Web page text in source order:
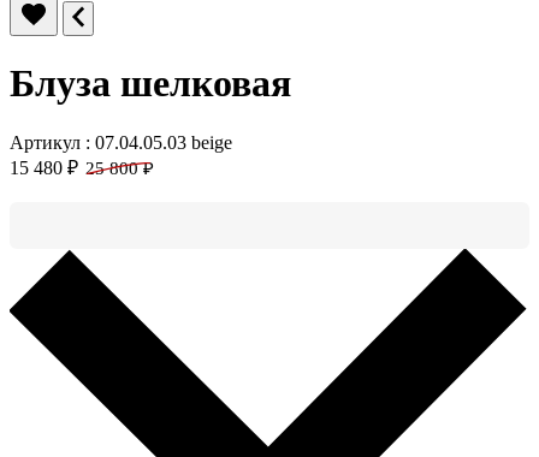
Блуза шелковая
Артикул : 07.04.05.03 beige
15 480 ₽ 25 800 ₽